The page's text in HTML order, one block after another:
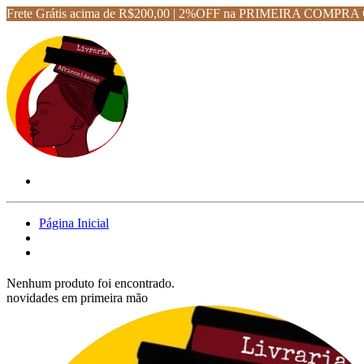
Frete Grátis acima de R$200,00 | 2%OFF na PRIMEIRA
Página Inicial
Nenhum produto foi encontrado.
novidades em primeira mão